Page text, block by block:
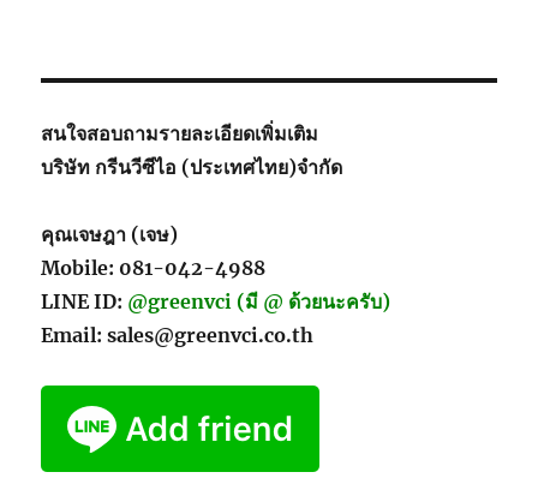
สนใจสอบถามรายละเอียดเพิ่มเติม
บริษัท กรีนวีซีไอ (ประเทศไทย)จำกัด
คุณเจษฎา (เจษ)
Mobile: 081-042-4988
LINE ID: @greenvci (มี @ ด้วยนะครับ)
Email: sales@greenvci.co.th